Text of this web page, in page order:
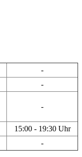
-
-
-
15:00 - 19:30 Uhr
-